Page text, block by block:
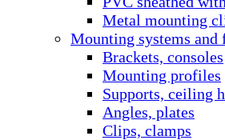
Metal mounting
Mounting systems and
Brackets, consoles
Mounting profiles
Supports, ceiling
Angles, plates
Clips, clamps